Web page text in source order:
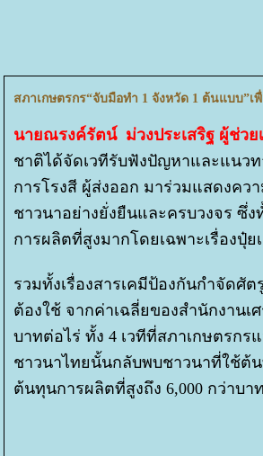
สภาเกษตรกร“จับมือทำ 1 จังหวัด 1 ต้นแบบ”เ
นายณรงค์รัตน์ ม่วงประเสริฐ ผู้ช่ว
ชาติได้จัดเวทีรับฟังปัญหาและแนว
การโรงสี ผู้ส่งออก มาร่วมแสดงคว
ชาวนาอย่างยั่งยืนและครบวงจร ซึ่
การผลิตที่สูงมากโดยเฉพาะเรื่องปุ๋ย
รวมทั้งเรื่องสารเคมีป้องกันกำจัดศั
ต้องใช้ จากค่าเฉลี่ยของสำนักงานเ
บาทต่อไร่ ทั้ง 4 เวทีที่สภาเกษตรก
ชาวนาไทยนั้นกลับพบชาวนาที่ใช้ต้
ต้นทุนการผลิตที่สูงถึง 6,000 กว่าบา